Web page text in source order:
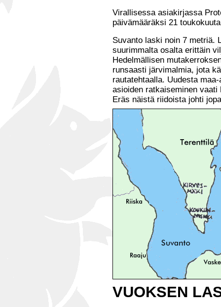
Virallisessa asiakirjassa
päivämääräksi 21
Suvanto laski noin 7 metriä.
suurimmalta osalta erittäin
Hedelmällisen
runsaasti järvimalmia, jota
rautatehtaalla. Uudesta
asioiden ratkaiseminen
Eräs näistä riidoista johti
VUOKSEN